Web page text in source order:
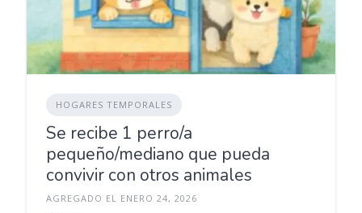
HOGARES TEMPORALES
Se recibe 1 perro/a
pequeño/mediano que pueda
convivir con otros animales
AGREGADO EL ENERO 24, 2026